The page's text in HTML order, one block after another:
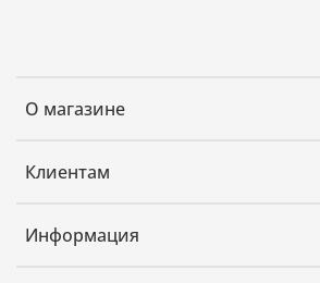
О магазине
Клиентам
Информация